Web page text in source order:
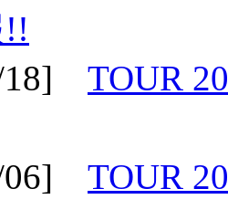
18] TOUR
06] TOUR